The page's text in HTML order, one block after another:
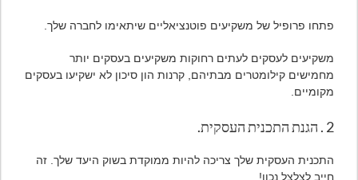
פתחו פרופיל של משקיעים פוטנציאליים שיתאימו לחברה שלך.
משקיעים לעסקים לעתים רחוקות משקיעים בעסקים יותר
מחמישים קילומטרים מבתיהם, קרנות הון סיכון לא ישקיעו בעסקים
מקומיים.
2 . הגנת התכנית העסקית.
התכנית העסקית שלך צריכה להיות ממוקדת בשוק היעד שלך. זה
חייב לצלצל נכון!